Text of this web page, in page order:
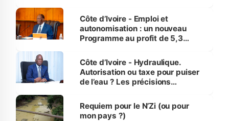
et Yamoussoukro
Côte d’Ivoire - Emploi et
autonomisation : un nouveau
Programme au profit de 5,3
Côte d’Ivoire - Hydraulique.
Autorisation ou taxe pour puiser
de l’eau ? Les précisions
Requiem pour le N’Zi (ou pour
mon pays ?)